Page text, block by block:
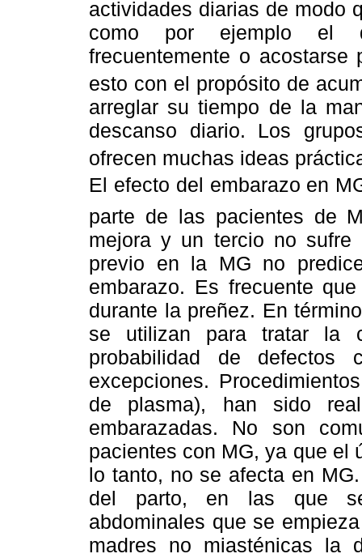
actividades diarias de modo
como por ejemplo el
frecuentemente o
esto con el propósito de
arreglar su tiempo de la
descanso diario. Los
ofrecen muchas ideas
El efecto del embarazo en
parte de las pacientes de
mejora y un tercio no sufre
previo en la MG no
embarazo. Es frecuente
durante la preñez. En
se utilizan para tratar la
probabilidad de
excepciones.
de plasma), han sido
embarazadas. No son
pacientes con MG, ya que el
lo tanto, no se afecta en
del parto, en las que
abdominales que se
madres no miasténicas la